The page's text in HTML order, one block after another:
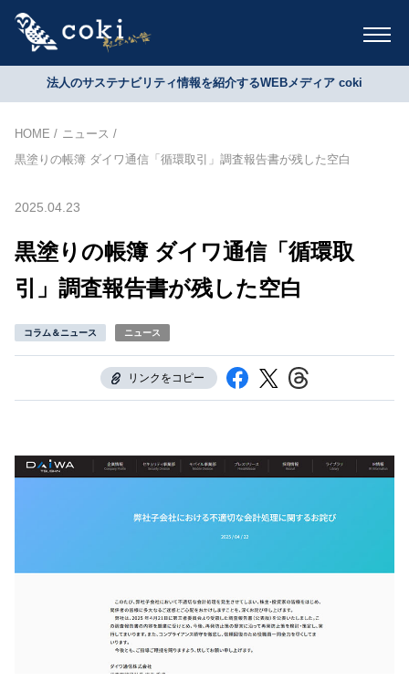
法人のサステナビリティ情報を紹介するWEBメディア coki
HOME
ニュース
黒塗りの帳簿 ダイワ通信「循環取引」調査報告書が残した空白
2025.04.23
黒塗りの帳簿 ダイワ通信「循環取
引」調査報告書が残した空白
コラム＆ニュース ニュース
リンクをコピー